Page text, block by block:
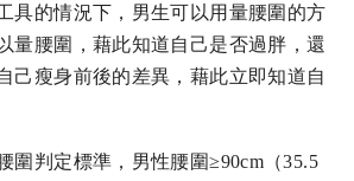
具的情況下，男生可以用量腰圍的方
量腰圍，藉此知道自己是否過胖，還
己瘦身前後的差異，藉此立即知道自
圍判定標準，男性腰圍≥90cm（35.5